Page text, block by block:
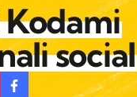
social